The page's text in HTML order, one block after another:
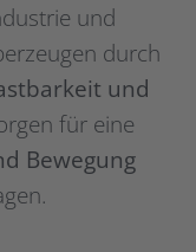
und
durch
und
für eine
Bewegung